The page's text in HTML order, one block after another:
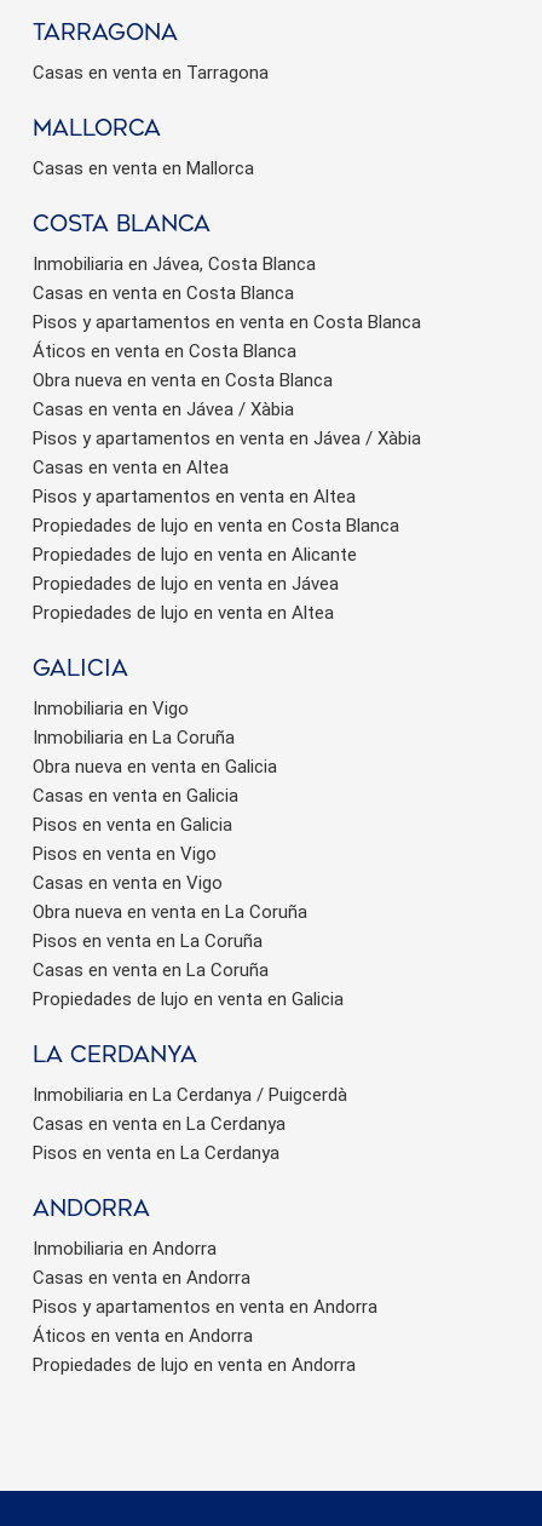
Tarragona
Casas en venta en Tarragona
Mallorca
Casas en venta en Mallorca
Costa Blanca
Inmobiliaria en Jávea, Costa Blanca
Casas en venta en Costa Blanca
Pisos y apartamentos en venta en Costa Blanca
Áticos en venta en Costa Blanca
Obra nueva en venta en Costa Blanca
Casas en venta en Jávea / Xàbia
Pisos y apartamentos en venta en Jávea / Xàbia
Casas en venta en Altea
Pisos y apartamentos en venta en Altea
Propiedades de lujo en venta en Costa Blanca
Propiedades de lujo en venta en Alicante
Propiedades de lujo en venta en Jávea
Propiedades de lujo en venta en Altea
Galicia
Inmobiliaria en Vigo
Inmobiliaria en La Coruña
Obra nueva en venta en Galicia
Casas en venta en Galicia
Pisos en venta en Galicia
Pisos en venta en Vigo
Casas en venta en Vigo
Obra nueva en venta en La Coruña
Pisos en venta en La Coruña
Casas en venta en La Coruña
Propiedades de lujo en venta en Galicia
La Cerdanya
Inmobiliaria en La Cerdanya / Puigcerdà
Casas en venta en La Cerdanya
Pisos en venta en La Cerdanya
Andorra
Inmobiliaria en Andorra
Casas en venta en Andorra
Pisos y apartamentos en venta en Andorra
Áticos en venta en Andorra
Propiedades de lujo en venta en Andorra